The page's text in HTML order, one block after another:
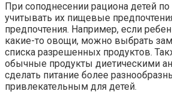
При соподнесении рациона детей
учитывать их пищевые
предпочтения. Например, если
какие-то овощи, можно выбрать
списка разрешенных продуктов.
обычные продукты диетическими
сделать питание более
привлекательным для детей.